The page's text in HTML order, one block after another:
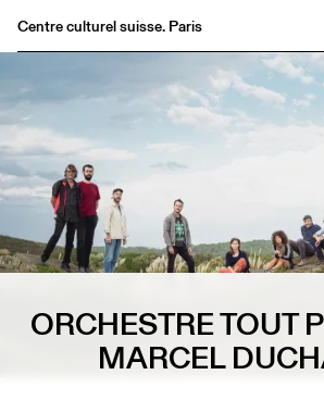
Centre culturel suisse. Paris
Bookshop
Buvette
Archives
Medias
Publications
About
FR/EN
ORCHESTRE TOUT
MARCEL